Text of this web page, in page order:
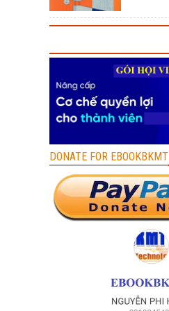
DONATE FOR EBOOKBKMT